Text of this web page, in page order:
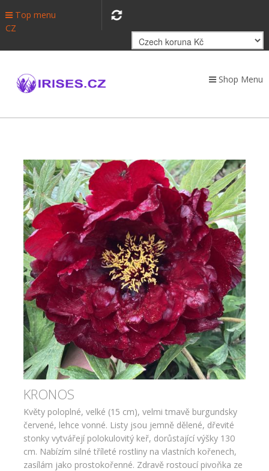
Top menu
CZ
Shop Menu
KRONOS
Květy poloplné, velké (15 cm), velmi tmavě burgundsky
červené, lehce vonné. Listy jsou jemně dělené, dřevité
stonky vytvářejí polokulovitý keř, dorůstající výšky 130
cm. Nabízím silné tříleté rostliny na vlastních kořenech,
zasílám jako prostokořenné. Zdravě rostoucí pivoňka ze